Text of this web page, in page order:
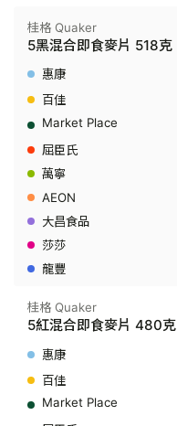
桂格 Quaker
5黑混合即食麥片 518克
桂格 Quaker
5紅混合即食麥片 480克